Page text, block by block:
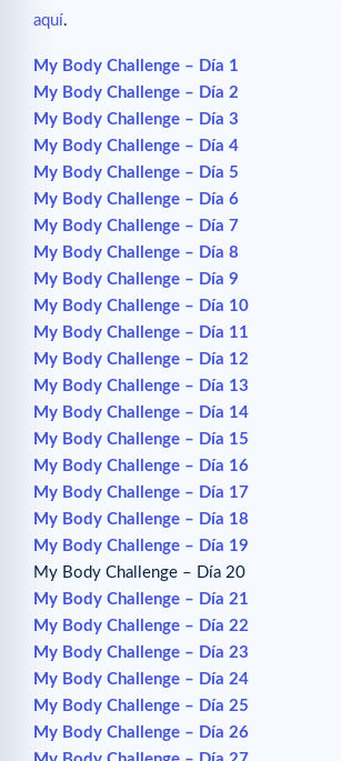
aquí.
My Body Challenge – Día 1
My Body Challenge – Día 2
My Body Challenge – Día 3
My Body Challenge – Día 4
My Body Challenge – Día 5
My Body Challenge – Día 6
My Body Challenge – Día 7
My Body Challenge – Día 8
My Body Challenge – Día 9
My Body Challenge – Día 10
My Body Challenge – Día 11
My Body Challenge – Día 12
My Body Challenge – Día 13
My Body Challenge – Día 14
My Body Challenge – Día 15
My Body Challenge – Día 16
My Body Challenge – Día 17
My Body Challenge – Día 18
My Body Challenge – Día 19
My Body Challenge – Día 20
My Body Challenge – Día 21
My Body Challenge – Día 22
My Body Challenge – Día 23
My Body Challenge – Día 24
My Body Challenge – Día 25
My Body Challenge – Día 26